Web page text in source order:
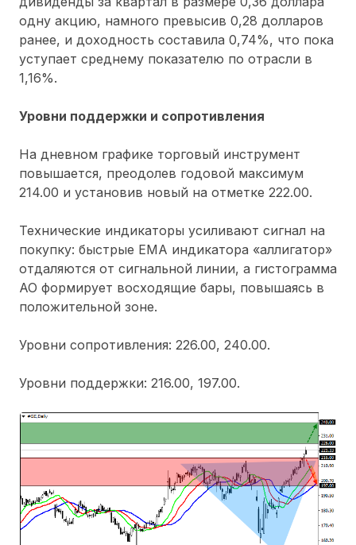
одну акцию, намного превысив 0,28 долларов
ранее, и доходность составила 0,74%, что пока
уступает среднему показателю по отрасли в
1,16%.
Уровни поддержки и сопротивления
На дневном графике торговый инструмент
повышается, преодолев годовой максимум
214.00 и установив новый на отметке 222.00.
Технические индикаторы усиливают сигнал на
покупку: быстрые ЕМА индикатора «аллигатор»
отдаляются от сигнальной линии, а гистограмма
АО формирует восходящие бары, повышаясь в
положительной зоне.
Уровни сопротивления: 226.00, 240.00.
Уровни поддержки: 216.00, 197.00.